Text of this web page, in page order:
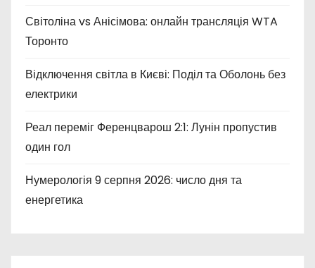
Світоліна vs Анісімова: онлайн трансляція WTA
Торонто
Відключення світла в Києві: Поділ та Оболонь без
електрики
Реал переміг Ференцварош 2:1: Лунін пропустив
один гол
Нумерологія 9 серпня 2026: число дня та
енергетика